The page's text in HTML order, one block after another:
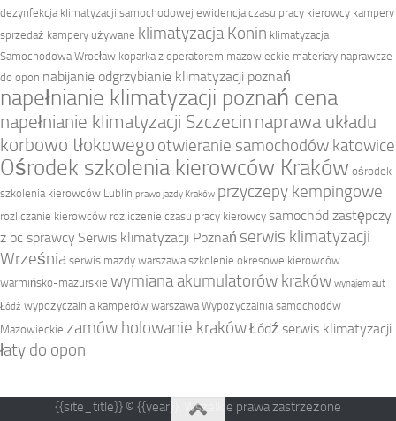
dezynfekcja klimatyzacji samochodowej ewidencja czasu pracy kierowcy kampery
sprzedaż kampery używane klimatyzacja Konin klimatyzacja
Samochodowa Wrocław koparka z operatorem mazowieckie materiały naprawcze
do opon nabijanie odgrzybianie klimatyzacji poznań
napełnianie klimatyzacji poznań cena
napełnianie klimatyzacji Szczecin naprawa układu
korbowo tłokowego otwieranie samochodów katowice
Ośrodek szkolenia kierowców Kraków ośrodek
szkolenia kierowców Lublin prawo jazdy Kraków przyczepy kempingowe
rozliczanie kierowców rozliczenie czasu pracy kierowcysamochód zastępczy
z oc sprawcy Serwis klimatyzacji Poznań serwis klimatyzacji
Wrześniaserwis mazdy warszawaszkolenie okresowe kierowców
warmińsko-mazurskie wymiana akumulatorów kraków wynajem aut
Łódź wypożyczalnia kamperów warszawaWypożyczalnia samochodów
Mazowieckie zamów holowanie krakówŁódź serwis klimatyzacji
łaty do opon
{{site_title}} © {{year}}. Wszelkie prawa zastrzeżone